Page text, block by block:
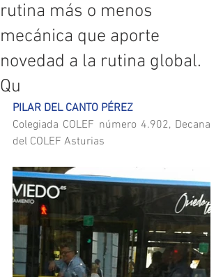
rutina más o menos
mecánica que aporte
novedad a la rutina global.
Qu
PILAR DEL CANTO PÉREZ
Colegiada COLEF número 4.902, Decana
del COLEF Asturias